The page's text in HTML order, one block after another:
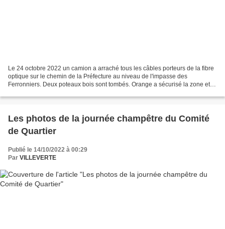
Le 24 octobre 2022 un camion a arraché tous les câbles porteurs de la fibre
optique sur le chemin de la Préfecture au niveau de l'impasse des
Ferronniers. Deux poteaux bois sont tombés. Orange a sécurisé la zone et
Les photos de la journée champêtre du Comité
de Quartier
Publié le 14/10/2022 à 00:29
Par VILLEVERTE